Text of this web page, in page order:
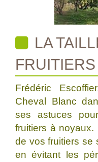
LA
Frédéric
Cheval Blanc
ses astuces
fruitiers à
de vos fruitiers se
en évitant les